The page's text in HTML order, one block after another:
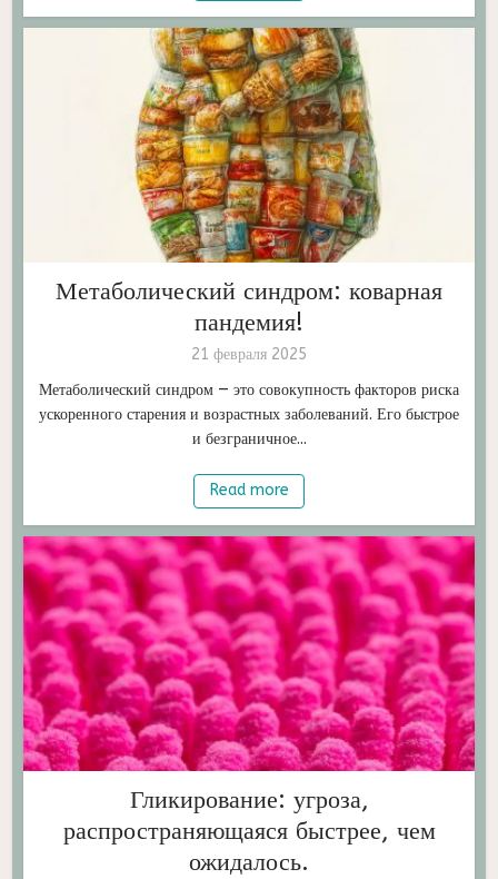
Метаболический синдром: коварная
пандемия!
21 февраля 2025
Метаболический синдром — это совокупность факторов риска
ускоренного старения и возрастных заболеваний. Его быстрое
и безграничное...
Read more
Гликирование: угроза,
распространяющаяся быстрее, чем
ожидалось.